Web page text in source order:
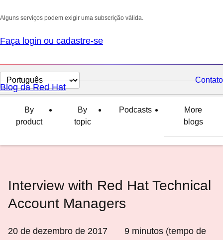
Alguns serviços podem exigir uma subscrição válida.
Faça login ou cadastre-se
Selecionar
idioma
Contato
Blog da Red Hat
By
product
By
topic
Podcasts
More
blogs
Interview with Red Hat Technical
Account Managers
20 de dezembro de 2017 9 minutos (tempo de